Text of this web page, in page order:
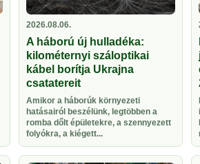
2026.08.06.
A háború új hulladéka:
kilométernyi száloptikai
kábel borítja Ukrajna
csatatereit
Amikor a háborúk környezeti
hatásairól beszélünk, legtöbben a
romba dőlt épületekre, a szennyezett
folyókra, a kiégett...